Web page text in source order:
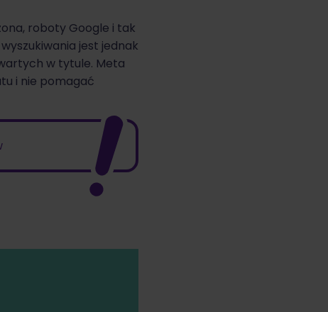
roboty Google i tak
jest jednak
w tytule. Meta
i nie pomagać